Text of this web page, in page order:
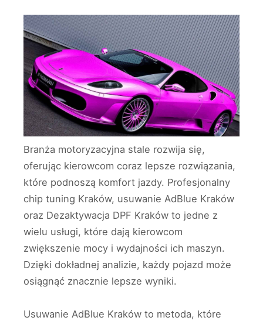
Branża motoryzacyjna stale rozwija się,
oferując kierowcom coraz lepsze rozwiązania,
które podnoszą komfort jazdy. Profesjonalny
chip tuning Kraków, usuwanie AdBlue Kraków
oraz Dezaktywacja DPF Kraków to jedne z
wielu usługi, które dają kierowcom
zwiększenie mocy i wydajności ich maszyn.
Dzięki dokładnej analizie, każdy pojazd może
osiągnąć znacznie lepsze wyniki.
Usuwanie AdBlue Kraków to metoda, które